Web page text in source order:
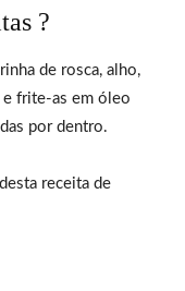
?
de rosca, alho,
e frite-as em óleo
por dentro.
receita de